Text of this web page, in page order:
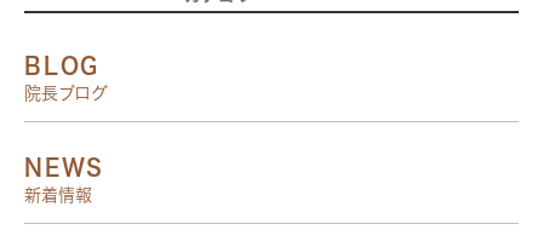
BLOG
院長ブログ
NEWS
新着情報